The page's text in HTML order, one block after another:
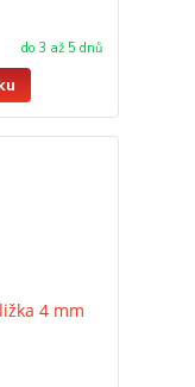
do 3 až 5 dnů